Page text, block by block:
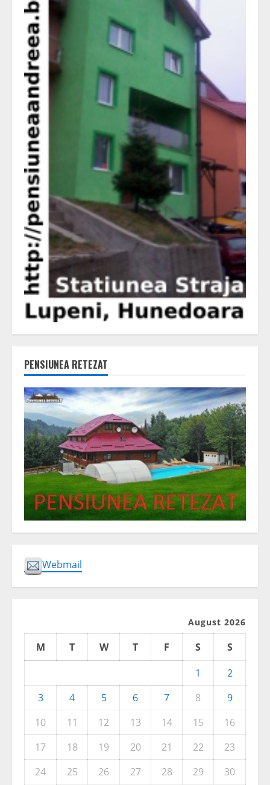
PENSIUNEA RETEZAT
Webmail
August 2026
M T W T F S
S
1
2
3
4 5 6 7 8
9
10
11 12 13 14 15
16
17
18 19 20 21 22
23
24
25 26 27 28 29
30